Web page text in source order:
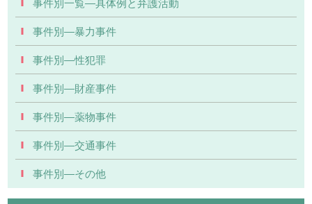
事件別―暴力事件
事件別―性犯罪
事件別―財産事件
事件別―薬物事件
事件別―交通事件
事件別―その他